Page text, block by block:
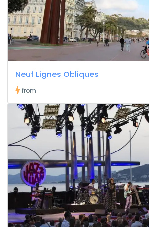
Neuf Lignes Obliques
from